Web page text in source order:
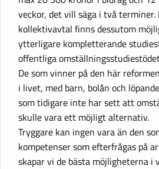
veckor, det vill säga i två terminer.
kollektivavtal finns dessutom
ytterligare kompletterande
offentliga
De som vinner på den här
i livet, med barn, bolån och
som tidigare inte har sett att
skulle vara ett möjligt alternativ.
Tryggare kan ingen vara än den
kompetenser som efterfrågas på
skapar vi de bästa möjligheterna i